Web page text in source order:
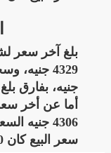
4306
سعر البيع كان 0 جنيه مما شهد ثباتا في السعر.